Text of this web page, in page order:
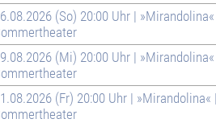
(So) 20:00 Uhr | »Mirandolina«
(Mi) 20:00 Uhr | »Mirandolina«
(Fr) 20:00 Uhr | »Mirandolina«